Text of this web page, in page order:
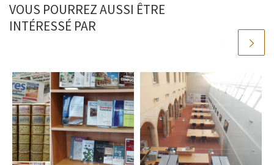
VOUS POURREZ AUSSI ÊTRE
INTÉRESSÉ PAR